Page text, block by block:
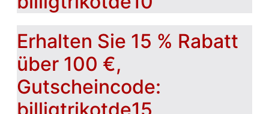
Erhalten Sie 15 % Rabatt
über 100 €,
Gutscheincode: